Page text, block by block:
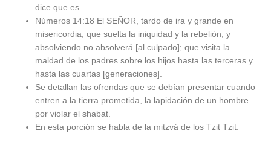
dice que es
Números 14:18 El SEÑOR, tardo de ira y grande en
misericordia, que suelta la iniquidad y la rebelión, y
absolviendo no absolverá [al culpado]; que visita la
maldad de los padres sobre los hijos hasta las terceras y
hasta las cuartas [generaciones].
Se detallan las ofrendas que se debían presentar cuando
entren a la tierra prometida, la lapidación de un hombre
por violar el shabat.
En esta porción se habla de la mitzvá de los Tzit Tzit.